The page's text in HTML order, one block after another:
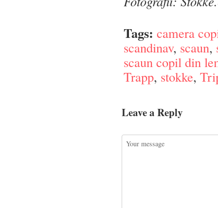
Tags: camera
scandinav, scaun,
scaun copil din
Trapp, stokke,
Leave a Reply